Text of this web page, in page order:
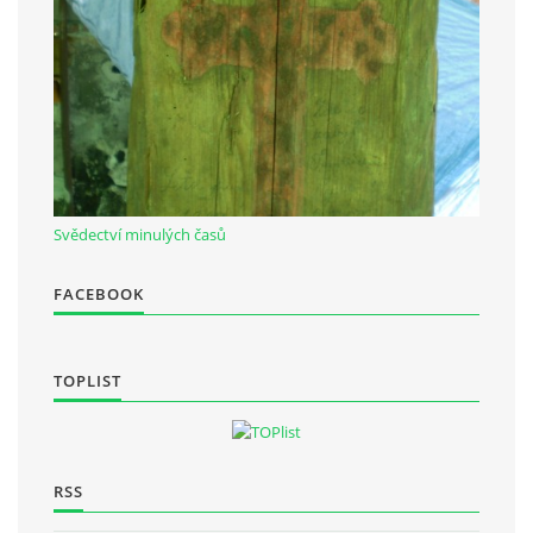
Občanská vzdělávací jednota "Komenský" v Choceradech z.s.
Chocerady 4
257 24 Chocerady
IČ: 498 28 614
Kontaktní osoba:
Svědectví minulých časů
FACEBOOK
TOPLIST
RSS